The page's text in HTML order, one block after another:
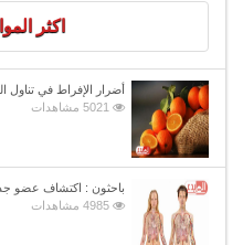
اكثر
أضرار الإفراط في تناول
5021 مشاهدات
باحثون : اكتشاف عضو
4985 مشاهدات